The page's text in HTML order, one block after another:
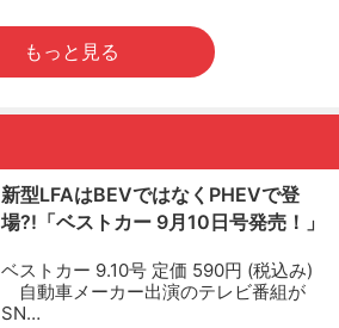
もっと見る
新型LFAはBEVではなくPHEVで登
場?!「ベストカー 9月10日号発売！」
ベストカー 9.10号 定価 590円 (税込み)
自動車メーカー出演のテレビ番組が
SN…